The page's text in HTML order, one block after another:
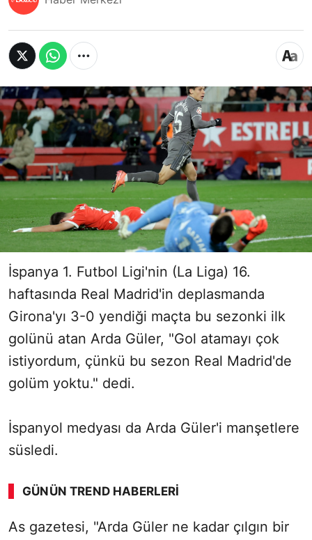
İspanya 1. Futbol Ligi'nin (La Liga) 16.
haftasında Real Madrid'in deplasmanda
Girona'yı 3-0 yendiği maçta bu sezonki ilk
golünü atan Arda Güler, "Gol atamayı çok
istiyordum, çünkü bu sezon Real Madrid'de
golüm yoktu." dedi.
İspanyol medyası da Arda Güler'i manşetlere
süsledi.
GÜNÜN TREND HABERLERI
00:02 / 03:08
Sesi Aç
As gazetesi, "Arda Güler ne kadar çılgın bir